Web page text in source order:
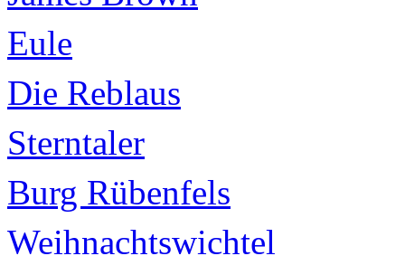
Eule
Die Reblaus
Sterntaler
Burg Rübenfels
Weihnachtswichtel